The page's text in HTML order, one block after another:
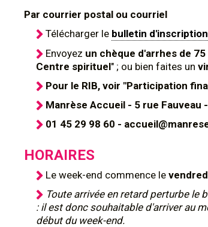
Par courrier postal ou courriel
Télécharger le bulletin d'inscription
Envoyez un chèque d'arrhes de 75
Centre spirituel" ; ou bien faites un
Pour le RIB, voir "Participation
Manrèse Accueil - 5 rue Fauveau
01 45 29 98 60 -
HORAIRES
Le week-end commence le
Toute arrivée en retard perturbe le
: il est donc souhaitable d'arriver au
début du week-end.